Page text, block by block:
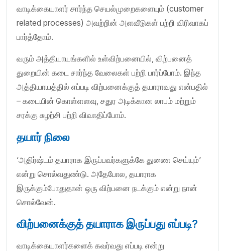
வாடிக்கையாளர் சார்ந்த செயல்முறைகளையும் (customer
related processes) அவற்றின் அளவீடுகள் பற்றி விரிவாகப்
பார்த்தோம்.
வரும் அத்தியாயங்களில் உள்விற்பனையில், விற்பனைத்
துறையின் கடை சார்ந்த வேலைகள் பற்றி பார்ப்போம். இந்த
அத்தியாயத்தில் எப்படி விற்பனைக்குத் தயாராவது என்பதில்
– கடையின் கொள்ளளவு, சதுர அடிக்கான லாபம் மற்றும்
சரக்கு சுழற்சி பற்றி விவாதிப்போம்.
தயார் நிலை
‘அதிர்ஷ்டம் தயாராக இருப்பவர்களுக்கே துணை செய்யும்’
என்று சொல்வதுண்டு. அதேபோல, தயாராக
இருக்கும்போதுதான் ஒரு விற்பனை நடக்கும் என்று நான்
சொல்வேன்.
விற்பனைக்குத் தயாராக இருப்பது எப்படி?
வாடிக்கையாளர்களைக் கவர்வது எப்படி என்று